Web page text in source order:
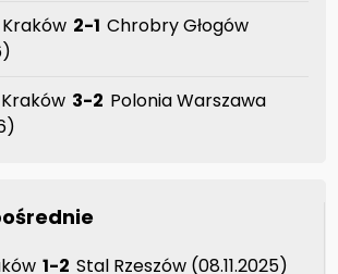
2-1 Chrobry Głogów
3-2 Polonia Warszawa
1-2 Stal Rzeszów (08.11.2025)